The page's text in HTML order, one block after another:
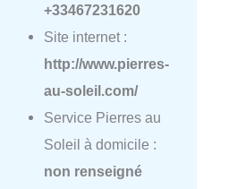
+33467231620
Site internet :
http://www.pierres-
au-soleil.com/
Service Pierres au
Soleil à domicile :
non renseigné